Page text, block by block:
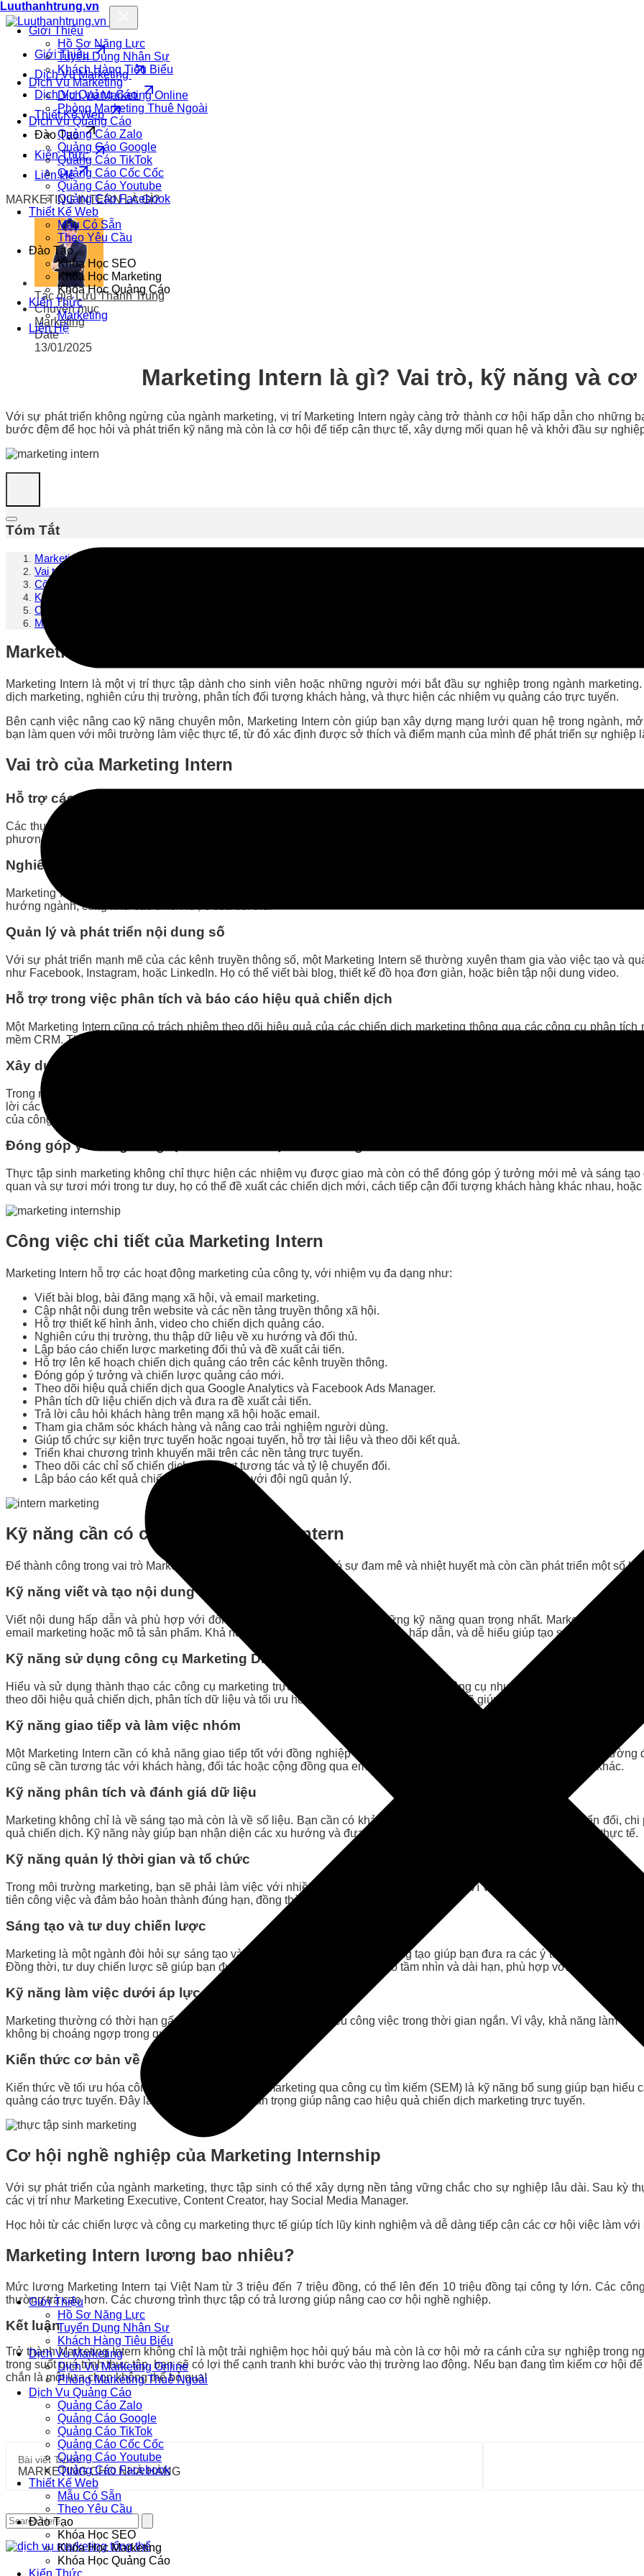
Luuthanhtrung.vn
Giới Thiệu
Hồ Sơ Năng Lực
Tuyển Dụng Nhân Sự
Khách Hàng Tiêu Biểu
Dịch Vụ Marketing
Dịch Vụ Marketing Online
Phòng Marketing Thuê Ngoài
Dịch Vụ Quảng Cáo
Quảng Cáo Zalo
Quảng Cáo Google
Quảng Cáo TikTok
Quảng Cáo Cốc Cốc
Quảng Cáo Youtube
Quảng Cáo Facebook
Thiết Kế Web
Mẫu Có Sẵn
Theo Yêu Cầu
Đào Tạo
Khóa Học SEO
Khóa Học Marketing
Khóa Học Quảng Cáo
Kiến Thức
Marketing
Liên Hệ
Giới Thiệu
Hồ Sơ Năng Lực
Tuyển Dụng Nhân Sự
Khách Hàng Tiêu Biểu
Dịch Vụ Marketing
Dịch Vụ Marketing Online
Phòng Marketing Thuê Ngoài
Dịch Vụ Quảng Cáo
Quảng Cáo Zalo
Quảng Cáo Google
Quảng Cáo TikTok
Quảng Cáo Cốc Cốc
Quảng Cáo Youtube
Quảng Cáo Facebook
Thiết Kế Web
Mẫu Có Sẵn
Theo Yêu Cầu
Đào Tạo
Khóa Học SEO
Khóa Học Marketing
Khóa Học Quảng Cáo
Kiến Thức
Giới Thiệu
Dịch Vụ Marketing
Dịch Vụ Quảng Cáo
Thiết Kế Web
Đào Tạo
Kiến Thức
Liên Hệ
MARKETING INTERN LÀ GÌ?
Tác giảLưu Thành Trung
Chuyên mục
Marketing
Date
13/01/2025
Marketing Intern là gì? Vai trò, kỹ năng và
Với sự phát triển không ngừng của ngành marketing, vị trí Marketing Intern ngày càng trở thành cơ hội hấp dẫn cho những
bước đệm để học hỏi và phát triển kỹ năng mà còn là cơ hội để tiếp cận thực tế, xây dựng mối quan hệ và khởi đầu sự
Tóm Tắt
Marketing Intern là gì?
Vai trò của Marketing Intern
Công việc chi tiết của Marketing Intern
Kỹ năng cần có của một Marketing Intern
Cơ hội nghề nghiệp của Marketing Internship
Marketing Intern lương bao nhiêu?
Marketing Intern là gì?
Marketing Intern là một vị trí thực tập dành cho sinh viên hoặc những người mới bắt đầu sự nghiệp trong ngành
dịch marketing, nghiên cứu thị trường, phân tích đối tượng khách hàng, và thực hiện các nhiệm vụ quảng cáo trực tuyến.
Bên cạnh việc nâng cao kỹ năng chuyên môn, Marketing Intern còn giúp bạn xây dựng mạng lưới quan hệ trong ngành,
bạn làm quen với môi trường làm việc thực tế, từ đó xác định được sở thích và điểm mạnh của mình để phát triển sự nghiệp
Vai trò của Marketing Intern
Hỗ trợ các chiến dịch quảng cáo và tiếp thị
Các thực tập sinh thường sẽ tham gia vào các hoạt động như lên ý tưởng, tạo nội dung, và phân phối các chiến dịch
phương tiện truyền thông khác. Đây là cơ hội tuyệt vời để họ học hỏi cách thức vận hành chiến dịch thực tế từ khâu lên kế
Nghiên cứu thị trường và đối thủ
Marketing Intern cũng đóng vai trò quan trọng trong việc thực hiện các nghiên cứu thị trường. Công việc này bao gồm
hướng ngành, cũng như các chiến lược của đối thủ.
Quản lý và phát triển nội dung số
Với sự phát triển mạnh mẽ của các kênh truyền thông số, một Marketing Intern sẽ thường xuyên tham gia vào việc tạo và
như Facebook, Instagram, hoặc LinkedIn. Họ có thể viết bài blog, thiết kế đồ họa đơn giản, hoặc biên tập nội dung video.
Hỗ trợ trong việc phân tích và báo cáo hiệu quả chiến dịch
Một Marketing Intern cũng có trách nhiệm theo dõi hiệu quả của các chiến dịch marketing thông qua các công cụ phân
mềm CRM. Thực tập sinh sẽ giúp thu thập và phân tích dữ liệu để xác định chiến dịch nào hoạt động tốt và chiến dịch nào cần
Xây dựng và duy trì mối quan hệ với khách hàng
Trong môi trường marketing, một Marketing Intern cũng có thể hỗ trợ nhóm tiếp thị trong việc xây dựng mối quan hệ với
lời các câu hỏi từ khách hàng. Thực tập sinh sẽ học cách quản lý các chiến dịch chăm sóc khách hàng, tìm hiểu nhu cầu
của công ty.
Đóng góp ý tưởng sáng tạo cho chiến lược marketing
Thực tập sinh marketing không chỉ thực hiện các nhiệm vụ được giao mà còn có thể đóng góp ý tưởng mới mẻ và sáng
quan và sự tươi mới trong tư duy, họ có thể đề xuất các chiến dịch mới, cách tiếp cận đối tượng khách hàng khác nhau,
Công việc chi tiết của Marketing Intern
Marketing Intern hỗ trợ các hoạt động marketing của công ty, với nhiệm vụ đa dạng như:
Viết bài blog, bài đăng mạng xã hội, và email marketing.
Cập nhật nội dung trên website và các nền tảng truyền thông xã hội.
Hỗ trợ thiết kế hình ảnh, video cho chiến dịch quảng cáo.
Nghiên cứu thị trường, thu thập dữ liệu về xu hướng và đối thủ.
Lập báo cáo chiến lược marketing đối thủ và đề xuất cải tiến.
Hỗ trợ lên kế hoạch chiến dịch quảng cáo trên các kênh truyền thông.
Đóng góp ý tưởng và chiến lược quảng cáo mới.
Theo dõi hiệu quả chiến dịch qua Google Analytics và Facebook Ads Manager.
Phân tích dữ liệu chiến dịch và đưa ra đề xuất cải tiến.
Trả lời câu hỏi khách hàng trên mạng xã hội hoặc email.
Tham gia chăm sóc khách hàng và nâng cao trải nghiệm người dùng.
Giúp tổ chức sự kiện trực tuyến hoặc ngoại tuyến, hỗ trợ tài liệu và theo dõi kết quả.
Triển khai chương trình khuyến mãi trên các nền tảng trực tuyến.
Theo dõi các chỉ số chiến dịch như lượt tương tác và tỷ lệ chuyển đổi.
Lập báo cáo kết quả chiến dịch và chia sẻ với đội ngũ quản lý.
Kỹ năng cần có của một Marketing Intern
Để thành công trong vai trò Marketing Intern, bạn không chỉ cần có sự đam mê và nhiệt huyết mà còn cần phát triển một số kỹ
Kỹ năng viết và tạo nội dung
Viết nội dung hấp dẫn và phù hợp với đối tượng mục tiêu là một trong những kỹ năng quan trọng nhất. Marketing Intern
email marketing hoặc mô tả sản phẩm. Khả năng truyền đạt thông điệp rõ ràng, hấp dẫn, và dễ hiểu giúp tạo sự kết nối với
Kỹ năng sử dụng công cụ Marketing Digital
Hiểu và sử dụng thành thạo các công cụ marketing trực tuyến là một lợi thế lớn. Các công cụ như Google Analytics,
theo dõi hiệu quả chiến dịch, phân tích dữ liệu và tối ưu hóa các chiến lược. Kỹ năng này sẽ giúp bạn thực hiện công việc
Kỹ năng giao tiếp và làm việc nhóm
Một Marketing Intern cần có khả năng giao tiếp tốt với đồng nghiệp và các phòng ban khác, vì công việc marketing
cũng sẽ cần tương tác với khách hàng, đối tác hoặc cộng đồng qua email, mạng xã hội, hoặc các kênh truyền thông khác.
Kỹ năng phân tích và đánh giá dữ liệu
Marketing không chỉ là về sáng tạo mà còn là về số liệu. Bạn cần có khả năng phân tích các chỉ số như tỷ lệ chuyển đổi,
quả chiến dịch. Kỹ năng này giúp bạn nhận diện các xu hướng và đưa ra các quyết định chiến lược dựa trên dữ liệu thực tế.
Kỹ năng quản lý thời gian và tổ chức
Trong môi trường marketing, bạn sẽ phải làm việc với nhiều dự án và nhiệm vụ cùng lúc. Vì vậy, khả năng quản lý thời
tiên công việc và đảm bảo hoàn thành đúng hạn, đồng thời duy trì chất lượng công việc.
Sáng tạo và tư duy chiến lược
Marketing là một ngành đòi hỏi sự sáng tạo và khả năng nghĩ xa. Kỹ năng sáng tạo giúp bạn đưa ra các ý tưởng mới mẻ
Đồng thời, tư duy chiến lược sẽ giúp bạn đưa ra các quyết định marketing có tầm nhìn và dài hạn, phù hợp với mục tiêu của
Kỹ năng làm việc dưới áp lực
Marketing thường có thời hạn gấp rút và yêu cầu hoàn thành nhiều công việc trong thời gian ngắn. Vì vậy, khả năng làm
không bị choáng ngợp trong quá trình thực tập.
Kiến thức cơ bản về SEO và SEM
Kiến thức về tối ưu hóa công cụ tìm kiếm (SEO) và marketing qua công cụ tìm kiếm (SEM) là kỹ năng bổ sung giúp bạn
quảng cáo trực tuyến. Đây là những kiến thức quan trọng giúp nâng cao hiệu quả chiến dịch marketing trực tuyến.
Cơ hội nghề nghiệp của Marketing Internship
Với sự phát triển của ngành marketing, thực tập sinh có thể xây dựng nền tảng vững chắc cho sự nghiệp lâu dài. Sau kỳ
các vị trí như Marketing Executive, Content Creator, hay Social Media Manager.
Học hỏi từ các chiến lược và công cụ marketing thực tế giúp tích lũy kinh nghiệm và dễ dàng tiếp cận các cơ hội việc làm
Marketing Intern lương bao nhiêu?
Mức lương Marketing Intern tại Việt Nam từ 3 triệu đến 7 triệu đồng, có thể lên đến 10 triệu đồng tại công ty lớn. Các
thường trả cao hơn. Các chương trình thực tập có trả lương giúp nâng cao cơ hội nghề nghiệp.
Kết luận
Trở thành Marketing Intern không chỉ là một trải nghiệm học hỏi quý báu mà còn là cơ hội mở ra cánh cửa sự nghiệp trong
trong suốt quá trình thực tập, bạn sẽ có lợi thế cạnh tranh khi bước vào thị trường lao động. Nếu bạn đang tìm kiếm cơ hội
chắn là một lựa chọn không thể bỏ qua!
Bài viết Trước
MARKETING CHO NHÀ HÀNG